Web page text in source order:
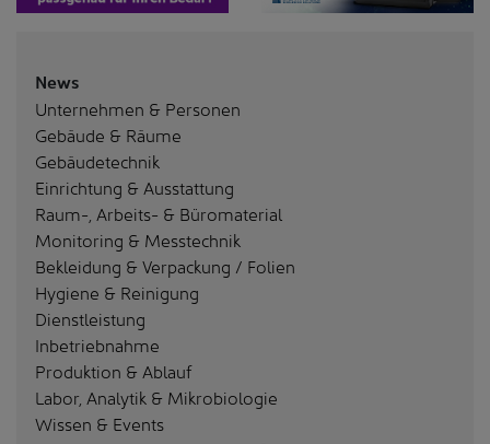
News
Unternehmen & Personen
Gebäude & Räume
Gebäudetechnik
Einrichtung & Ausstattung
Raum-, Arbeits- & Büromaterial
Monitoring & Messtechnik
Bekleidung & Verpackung / Folien
Hygiene & Reinigung
Dienstleistung
Inbetriebnahme
Produktion & Ablauf
Labor, Analytik & Mikrobiologie
Wissen & Events